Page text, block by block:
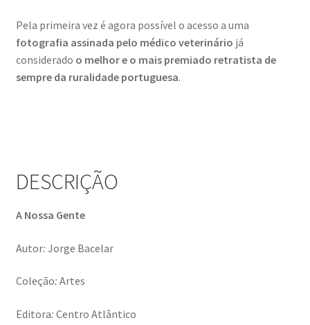
«FOTO | PHOTO PORTUGAL»
200 DIAS PARA DENTRO
Ana Manuel Mestre vence Maratona Fotográfica Fnac
Évora
Pela primeira vez é agora possível o acesso a uma
fotografia assinada pelo médico veterinário já
considerado o melhor e o mais premiado retratista de
sempre da ruralidade portuguesa.
DESCRIÇÃO
A Nossa Gente
Autor: Jorge Bacelar
Coleção: Artes
Editora: Centro Atlântico